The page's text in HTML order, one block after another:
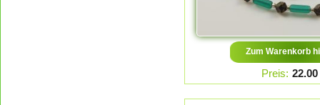
Zum Warenkorb
Preis: 22.00